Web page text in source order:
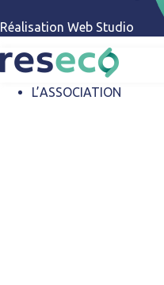
Réalisation Web Studio
L’ASSOCIATION